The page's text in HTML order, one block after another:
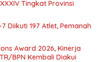
Tingkat Provinsi
Diikuti 197 Atlet, Pemanah
Award 2026, Kinerja
BPN Kembali Diakui